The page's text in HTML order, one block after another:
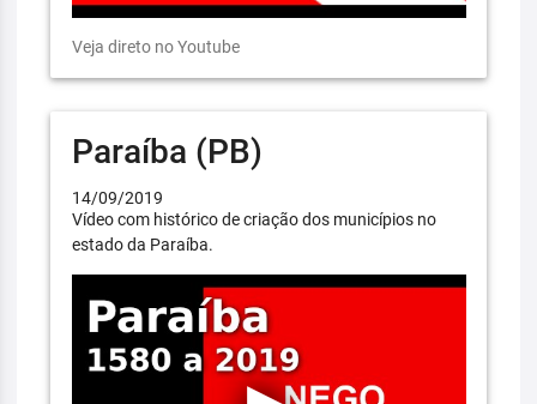
Veja direto no Youtube
Paraíba (PB)
14/09/2019
Vídeo com histórico de criação dos municípios no
estado da Paraíba.